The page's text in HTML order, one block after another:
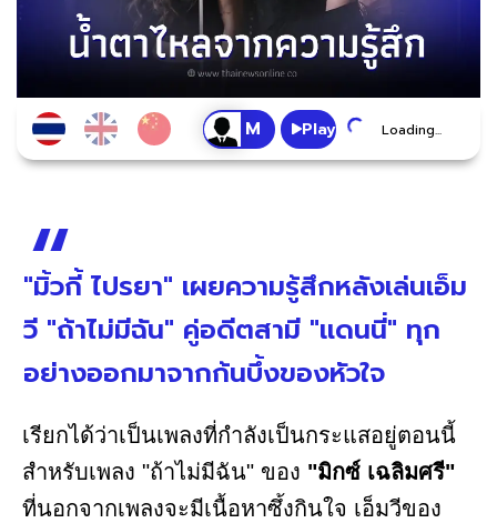
Play Loading...
"มิ้วกี้ ไปรยา" เผยความรู้สึกหลังเล่นเอ็ม
วี "ถ้าไม่มีฉัน" คู่อดีตสามี "แดนนี่" ทุก
อย่างออกมาจากก้นบึ้งของหัวใจ
เรียกได้ว่าเป็นเพลงที่กำลังเป็นกระแสอยู่ตอนนี้
สำหรับเพลง "ถ้าไม่มีฉัน" ของ "มิกซ์ เฉลิมศรี"
ที่นอกจากเพลงจะมีเนื้อหาซึ้งกินใจ เอ็มวีของ